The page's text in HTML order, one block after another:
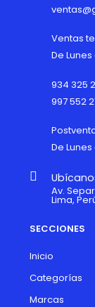
Ventas
De
934 325
997 552
De
Av.
Lima,
SECCIONES
Inicio
Categorías
Marcas